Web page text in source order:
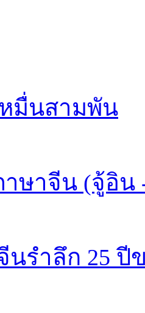
มื่นสามพัน
ษาจีน (จู้อิน
นรำลึก 25 ปี